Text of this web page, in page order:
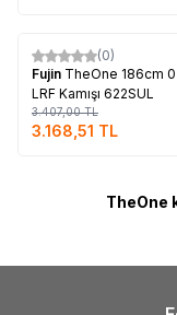
%7
(0)
Fujin TheOne 186cm
LRF Kamışı 622SUL
3.407,00TL
3.168,51 TL
TheOne